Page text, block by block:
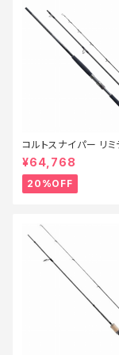
コルトスナイパー リミ
00MH-3【特価ロッド】
¥64,768
20%OFF